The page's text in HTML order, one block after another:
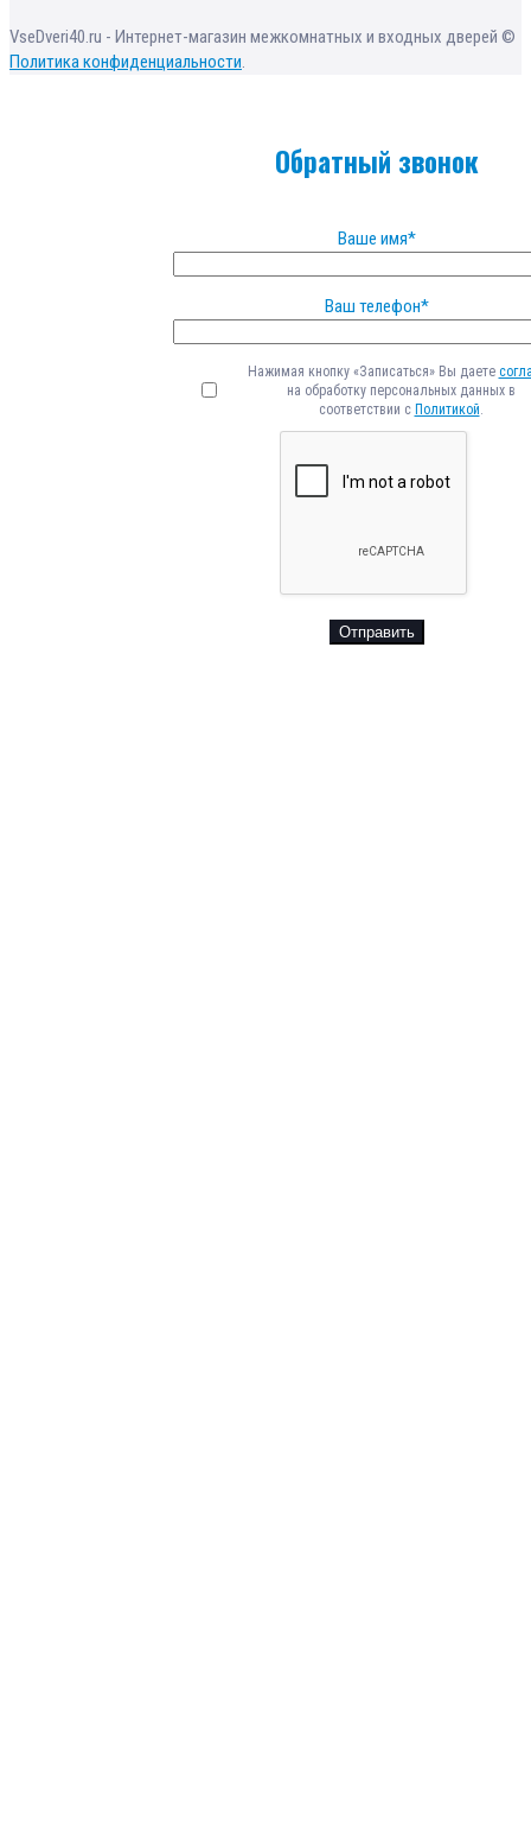
VseDveri40.ru - Интернет-магазин межкомнатных и входных дверей ©
Политика конфиденциальности.
Обратный звонок
Ваше имя*
Ваш телефон*
Нажимая кнопку «Записаться» Вы даете
на обработку персональных данных в
соответствии с Политикой